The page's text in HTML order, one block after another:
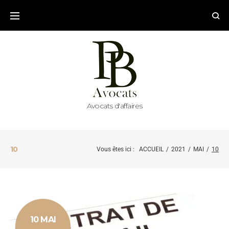
Avocats d'affaires
10 Vous êtes ici : ACCUEIL / 2021 / MAI / 10
10 MAI